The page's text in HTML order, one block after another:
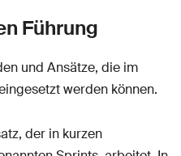
Führung
und Ansätze, die im
werden können.
der in kurzen